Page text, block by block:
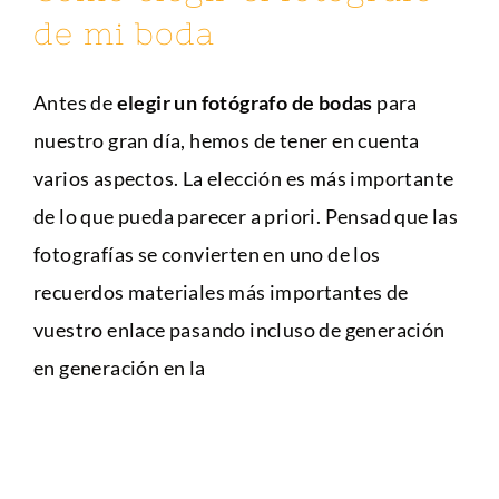
de mi boda
Antes deelegir un fotógrafo de bodas para
nuestro gran día, hemos de tener en cuenta
varios aspectos. La elección es más importante
de lo que pueda parecer a priori. Pensad que las
fotografías se convierten en uno de los
recuerdos materiales más importantes de
vuestro enlace pasando incluso de generación
en generación en la